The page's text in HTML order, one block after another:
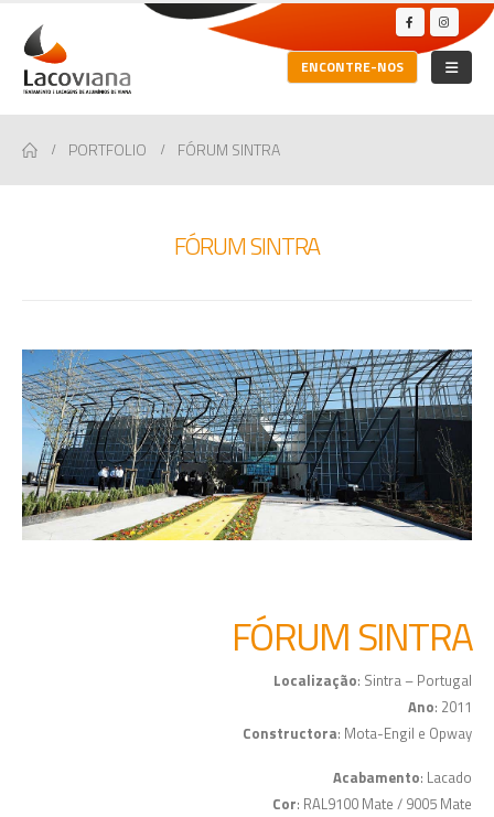
ENCONTRE-NOS
PORTFOLIO FÓRUM SINTRA
FÓRUM SINTRA
FÓRUM SINTRA
Localização: Sintra – Portugal
Ano: 2011
Constructora: Mota-Engil e Opway
Acabamento: Lacado
Cor: RAL9100 Mate / 9005 Mate